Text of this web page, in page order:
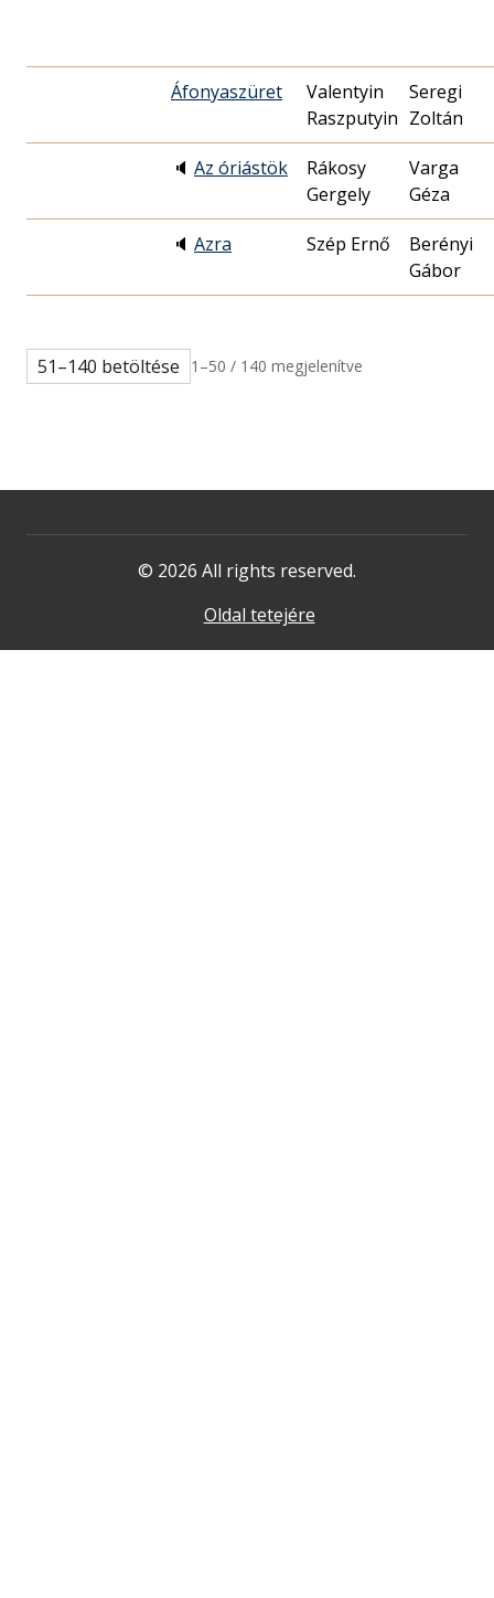
Áfonyaszüret
Valentyin
Raszputyin
Seregi
Zoltán
🔈 Az óriástök
Rákosy
Gergely
Varga
Géza
🔈 Azra Szép Ernő
Berényi
Gábor
51–140 betöltése 1–50 / 140 megjelenítve
© 2026 All rights reserved.
Oldal tetejére